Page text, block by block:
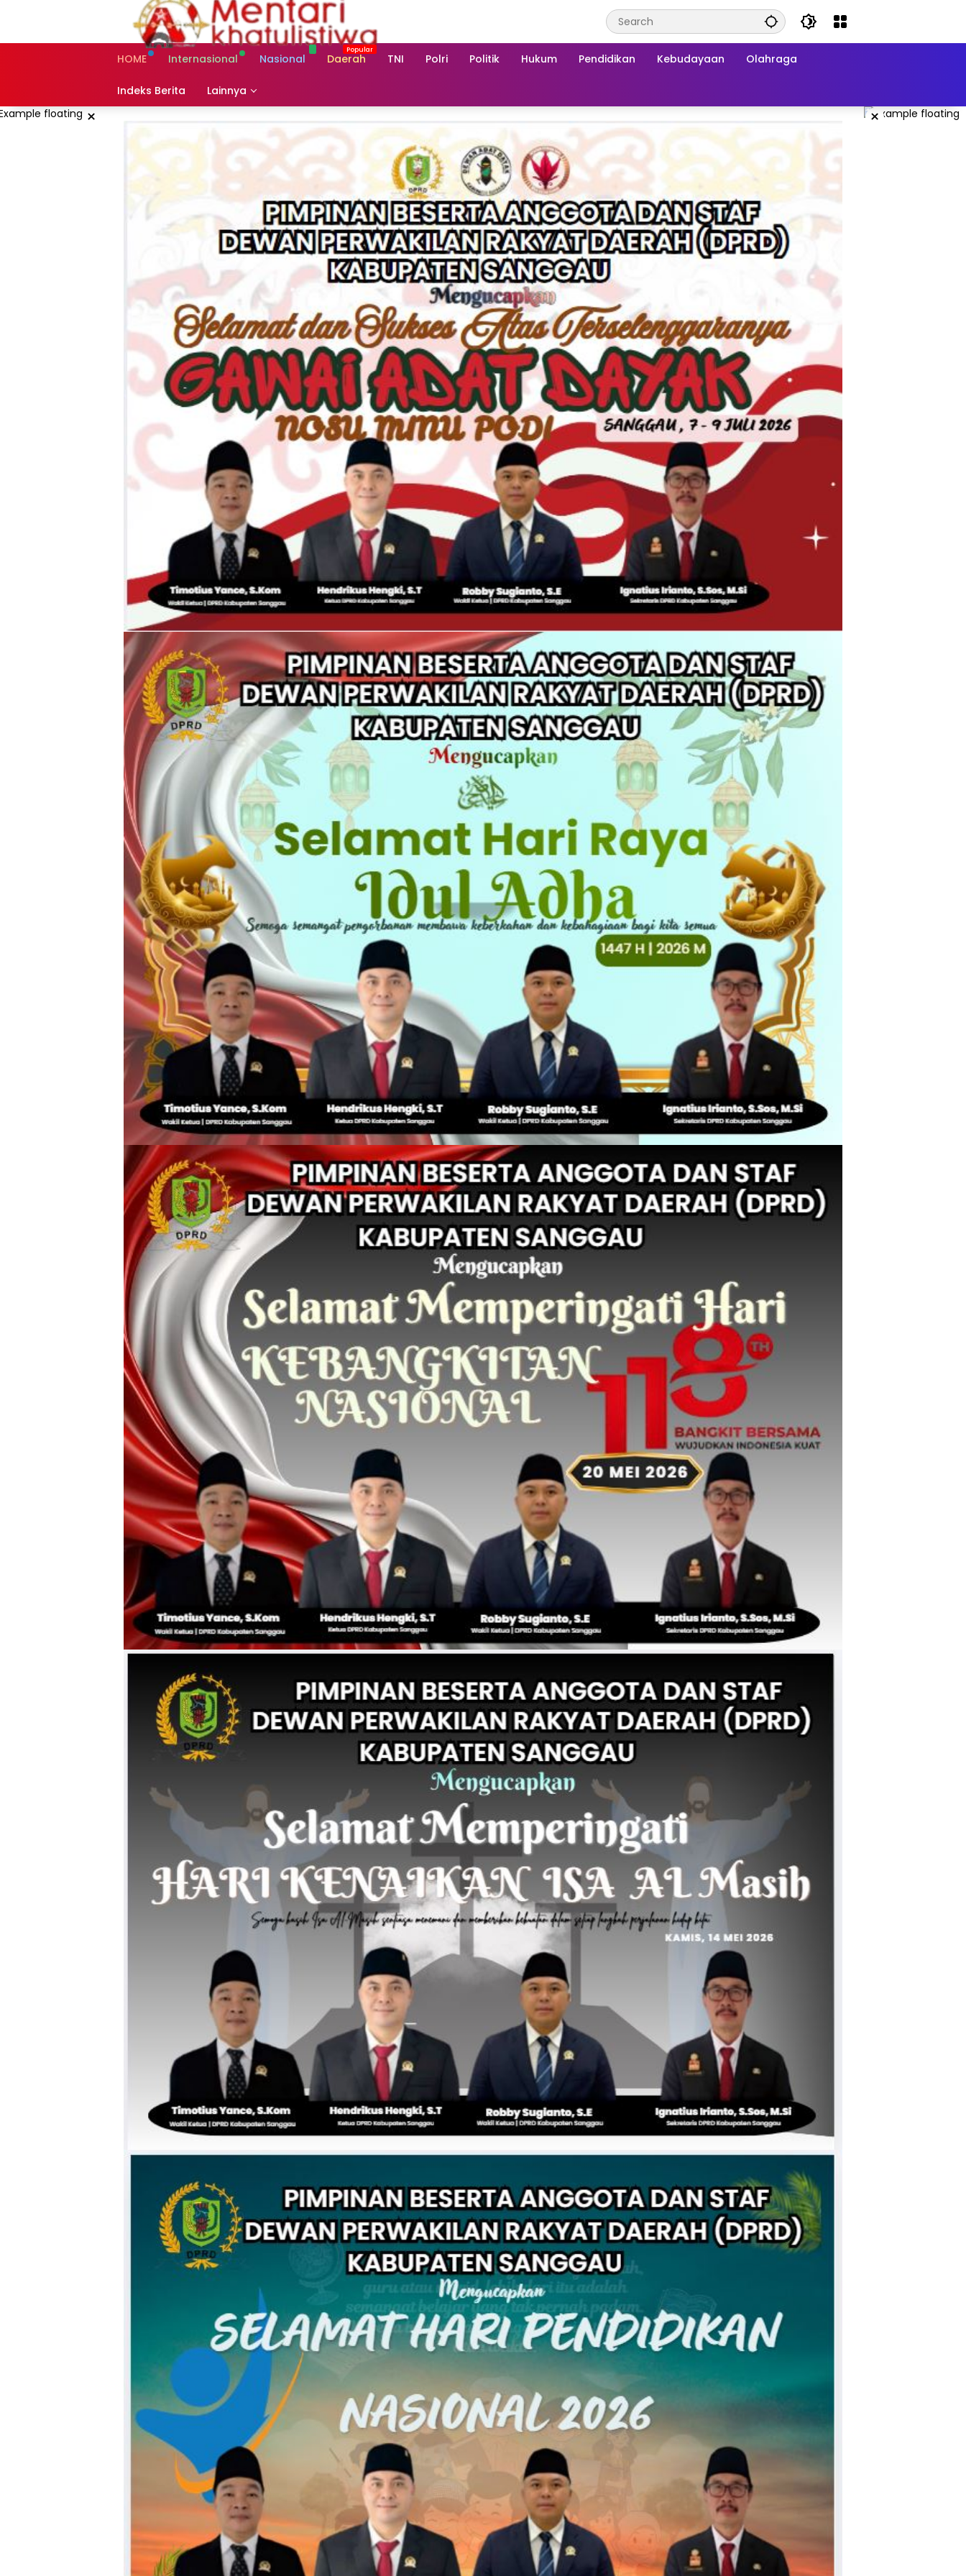
HOME
Internasional Nasional Daerah TNI Polri Politik Hukum Pendidikan Kebudayaan Olahraga
Indeks Berita Lainnya
× ×